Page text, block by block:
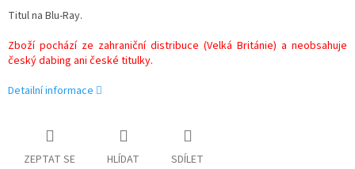
Titul na Blu-Ray.
Zboží pochází ze zahraniční distribuce (Velká Británie) a neobsahuje
český dabing ani české titulky.
Detailní informace
ZEPTAT SE HLÍDAT SDÍLET